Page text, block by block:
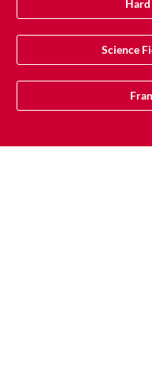
Science